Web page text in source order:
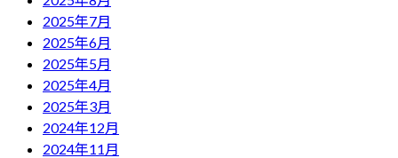
2025年7月
2025年6月
2025年5月
2025年4月
2025年3月
2024年12月
2024年11月